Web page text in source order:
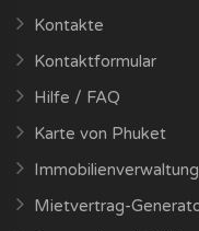
Kontakte
Kontaktformular
Hilfe / FAQ
Karte von Phuket
Immobilienverwaltung
Mietvertrag-